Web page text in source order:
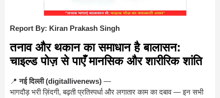
Report By: Kiran Prakash Singh
तनाव और थकान का समाधान है बालासन:
चाइल्ड पोज़ से पाएँ मानसिक और शारीरिक शांति
📍नई दिल्ली (digitallivenews) —
भागदौड़ भरी ज़िंदगी, बढ़ती प्रतिस्पर्धा और लगातार काम का दबाव — इन सभी